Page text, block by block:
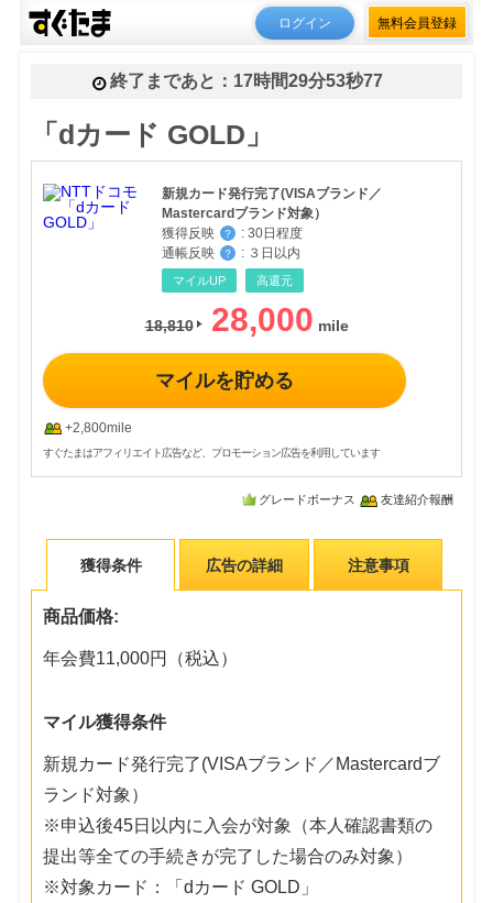
ログイン 無料会員登録
終了まであと： 17時間29分53秒50
「dカード GOLD」
新規カード発行完了(VISAブランド／
Mastercardブランド対象）
獲得反映
？ : 30日程度
通帳反映
？ : ３日以内
マイルUP 高還元
18,810 28,000
マイルを貯める
+2,800mile
すぐたまはアフィリエイト広告など、プロモーション広告を利用しています
グレードボーナス 友達紹介報酬
獲得条件 広告の詳細 注意事項
商品価格:
年会費11,000円（税込）
マイル獲得条件
新規カード発行完了(VISAブランド／Mastercardブ
ランド対象）
※申込後45日以内に入会が対象（本人確認書類の
提出等全ての手続きが完了した場合のみ対象）
※対象カード：「dカード GOLD」